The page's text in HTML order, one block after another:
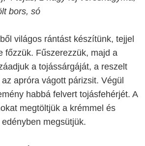
bors, só
világos rántást készítünk, tejjel
főzzük. Fűszerezzük, majd a
a tojássárgáját, a reszelt
apróra vágott párizsit. Végül
habbá felvert tojásfehérjét. A
megtöltjük a krémmel és
megsütjük.